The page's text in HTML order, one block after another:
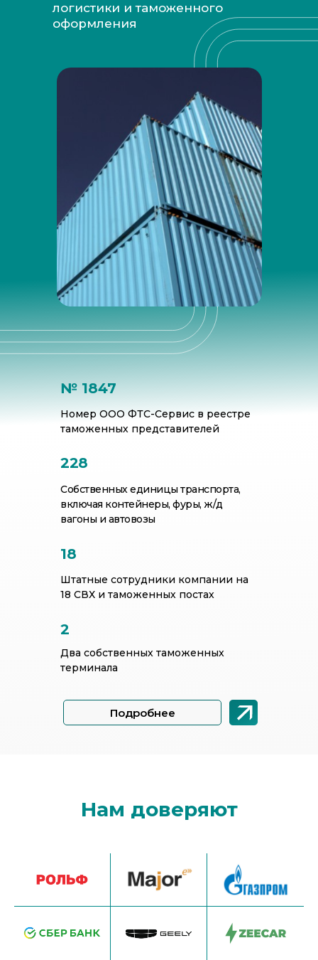
Подробнее
Два собственных таможенных
терминала
2
Штатные сотрудники компании на
18 СВХ и таможенных постах
18
Собственных единицы транспорта,
включая контейнеры, фуры, ж/д
вагоны и автовозы
228
Номер ООО ФТС-Сервис в реестре
таможенных представителей
№ 1847
логистики и таможенного
оформления
Нам доверяют
Наши преимущества для вас: